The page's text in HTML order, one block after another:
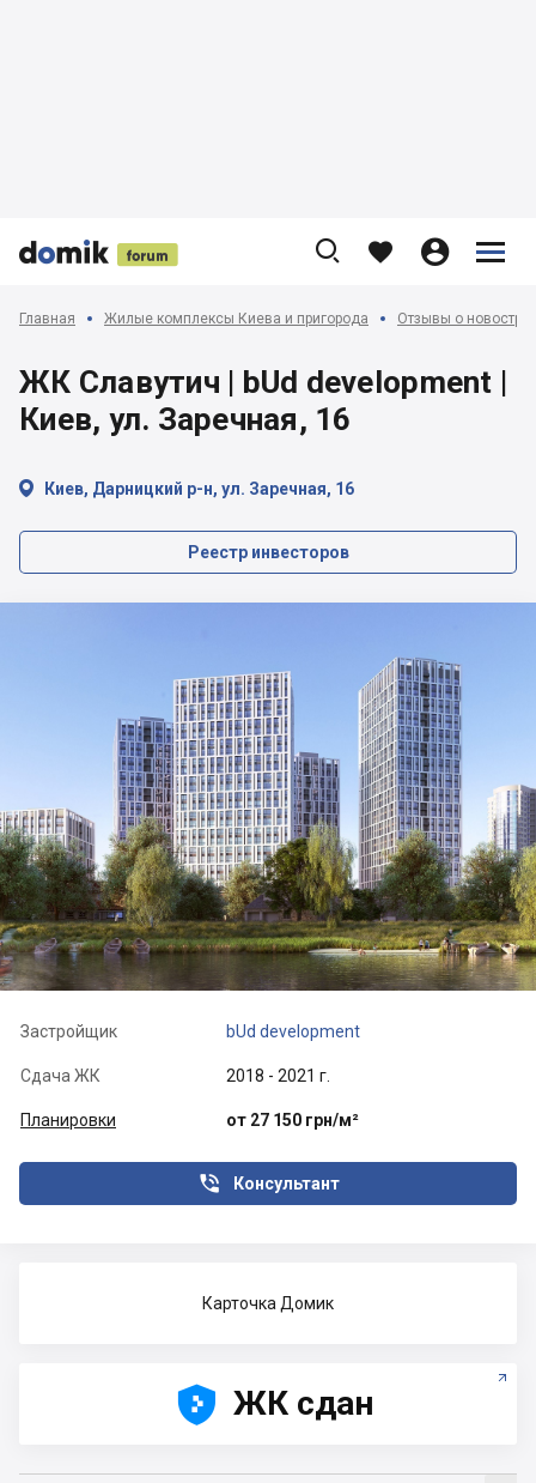


 
    


Главная Жилые комплексы Киева и пригорода Отзывы о
ЖК Славутич | bUd development |
Киев, ул. Заречная, 16
 Киев, Дарницкий р-н, ул. Заречная, 16
Реестр инвесторов
Застройщик bUd development
Сдача ЖК 2018 - 2021 г.
Планировки от 27 150 грн/м²
Консультант

Карточка Домик




 ЖК сдан